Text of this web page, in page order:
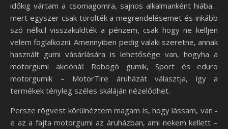
időkig vártam a csomagomra, sajnos alkalmanként hiába…
mert egyszer csak törölték a megrendelésemet és inkább
szó nélkül visszaküldték a pénzem, csak hogy ne kelljen
velem foglalkozni. Amennyiben pedig valaki szeretne, annak
használt gumi vásárlására is lehetősége van, hogyha a
motorgumi akciónál: Robogó gumik, Sport és eduro
motorgumik – MotorTire áruházát választja, így a
termékek tényleg széles skáláján nézelődhet.
Persze rögvest körülnéztem magam is, hogy lássam, van -
e az a fajta motorgumi az áruházban, ami nekem kellett –